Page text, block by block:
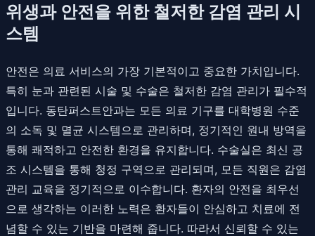
위생과 안전을 위한 철저한 감염 관리 시
스템
안전은 의료 서비스의 가장 기본적이고 중요한 가치입니다.
특히 눈과 관련된 시술 및 수술은 철저한 감염 관리가 필수적
입니다. 동탄퍼스트안과는 모든 의료 기구를 대학병원 수준
의 소독 및 멸균 시스템으로 관리하며, 정기적인 원내 방역을
통해 쾌적하고 안전한 환경을 유지합니다. 수술실은 최신 공
조 시스템을 통해 청정 구역으로 관리되며, 모든 직원은 감염
관리 교육을 정기적으로 이수합니다. 환자의 안전을 최우선
으로 생각하는 이러한 노력은 환자들이 안심하고 치료에 전
념할 수 있는 기반을 마련해 줍니다. 따라서 신뢰할 수 있는